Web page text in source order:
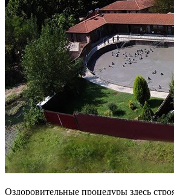
Оздоровительные процедуры здесь